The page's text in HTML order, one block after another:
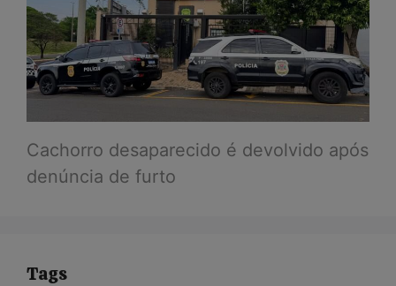
Cachorro desaparecido é devolvido após
denúncia de furto
Tags